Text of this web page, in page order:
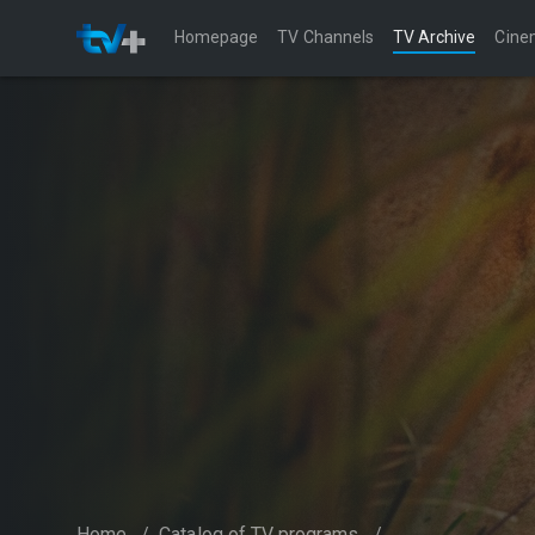
Homepage TV Channels TV Archive